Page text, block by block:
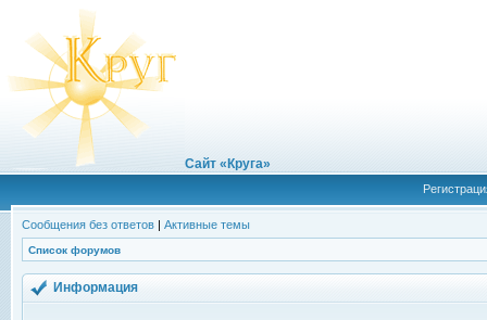
Сайт «Круга»
Сообщения без ответов | Активные темы
Список форумов
Информация